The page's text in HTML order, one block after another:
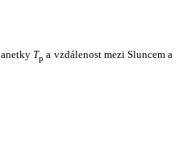
Tp a vzdálenost mezi Sluncem a